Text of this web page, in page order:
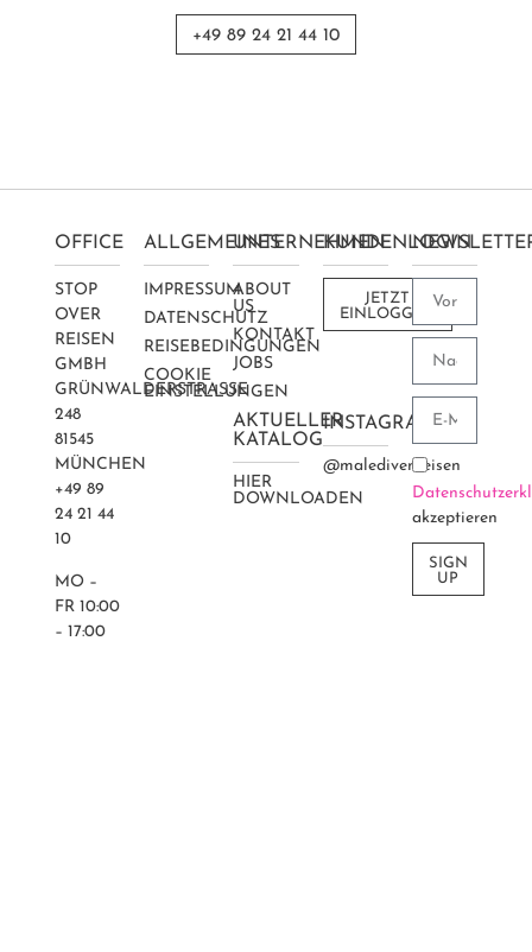
+49 89 24 21 44 10
OFFICE
STOP
OVER
REISEN
GMBH
GRÜNWALDERSTRASSE 2
48
81545
MÜNCHEN
+49 89
24 21 44
10
MO –
FR 10:00
– 17:00
ALLGEMEINES
IMPRESSUM
DATENSCHUTZ
REISEBEDINGUNGEN
COOKIE
EINSTELLUNGEN
UNTERNEHMEN
ABOUT
US
KONTAKT
JOBS
AKTUELLER
KATALOG
HIER
DOWNLOADEN
KUNDENLOGIN
JETZT
EINLOGGEN
INSTAGRAM
@maledivenreisen
akzeptieren
SIGN
UP